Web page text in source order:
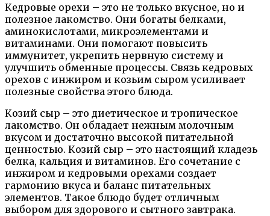
Кедровые орехи – это не только вкусное, но и
полезное лакомство. Они богаты белками,
аминокислотами, микроэлементами и
витаминами. Они помогают повысить
иммунитет, укрепить нервную систему и
улучшить обменные процессы. Связь кедровых
орехов с инжиром и козьим сыром усиливает
полезные свойства этого блюда.
Козий сыр – это диетическое и тропическое
лакомство. Он обладает нежным молочным
вкусом и достаточно высокой питательной
ценностью. Козий сыр – это настоящий кладезь
белка, кальция и витаминов. Его сочетание с
инжиром и кедровыми орехами создает
гармонию вкуса и баланс питательных
элементов. Такое блюдо будет отличным
выбором для здорового и сытного завтрака.